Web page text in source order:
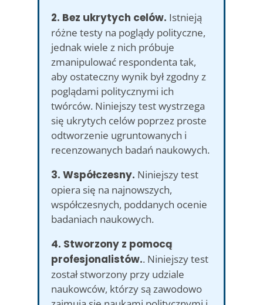
2. Bez ukrytych celów. Istnieją
różne testy na poglądy polityczne,
jednak wiele z nich próbuje
zmanipulować respondenta tak,
aby ostateczny wynik był zgodny z
poglądami politycznymi ich
twórców. Niniejszy test wystrzega
się ukrytych celów poprzez proste
odtworzenie ugruntowanych i
recenzowanych badań naukowych.
3. Współczesny. Niniejszy test
opiera się na najnowszych,
współczesnych, poddanych ocenie
badaniach naukowych.
4. Stworzony z pomocą
profesjonalistów.. Niniejszy test
został stworzony przy udziale
naukowców, którzy są zawodowo